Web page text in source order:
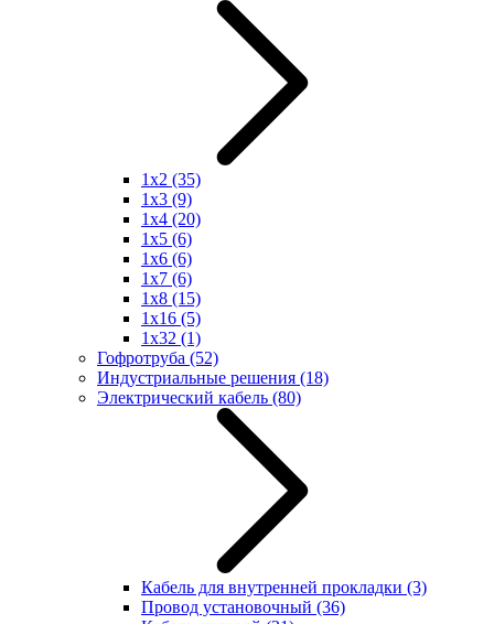
1x2 (35)
1x3 (9)
1x4 (20)
1x5 (6)
1x6 (6)
1x7 (6)
1x8 (15)
1x16 (5)
1x32 (1)
Гофротруба (52)
Индустриальные решения (18)
Электрический кабель (80)
Кабель для внутренней прокладки (3)
Провод установочный (36)